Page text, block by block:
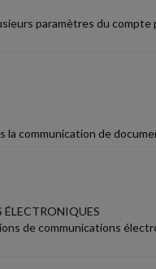
paramètres du
communication de
ÉLECTRONIQUES
de communications